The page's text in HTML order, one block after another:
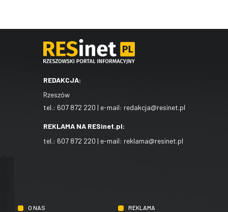
REDAKCJA:
Rzeszów
tel.: 607 872 220 | e-mail: redakcja@resinet.pl
REKLAMA NA RESinet.pl:
tel.: 607 872 220 | e-mail: reklama@resinet.pl
O NAS
REKLAMA